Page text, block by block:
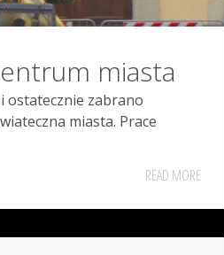
miasta
ostatecznie zabrano
miasta. Prace
READ MORE